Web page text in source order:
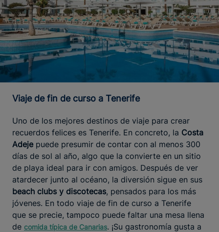
Viaje de fin de curso a Tenerife
Uno de los mejores destinos de viaje para crear
recuerdos felices es Tenerife. En concreto, la Costa
Adeje puede presumir de contar con al menos 300
días de sol al año, algo que la convierte en un sitio
de playa ideal para ir con amigos. Después de ver
atardecer junto al océano, la diversión sigue en sus
beach clubs y discotecas, pensados para los más
jóvenes. En todo viaje de fin de curso a Tenerife
que se precie, tampoco puede faltar una mesa llena
de comida típica de Canarias. ¡Su gastronomía gusta a